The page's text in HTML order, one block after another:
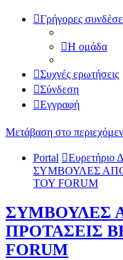
Γρήγορες
Η ομάδα
Συχνές ερωτήσεις
Σύνδεση
Εγγραφή
Μετάβαση στο
Portal Ευρετήριο
ΣΥΜΒΟΥΛΕΣ
ΤΟΥ FORUM
ΣΥΜΒΟΥΛΕΣ
ΠΡΟΤΑΣΕΙΣ
FORUM